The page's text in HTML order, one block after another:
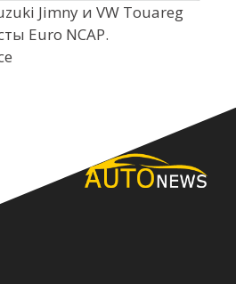
Jimny и VW Touareg
Euro NCAP.